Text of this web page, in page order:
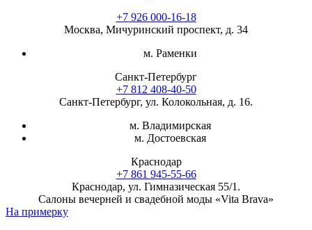
+7 926 000-16-18
Москва, Мичуринский проспект, д. 34
м. Раменки
Санкт-Петербург
+7 812 408-40-50
Санкт-Петербург, ул. Колокольная, д. 16.
м. Владимирская
м. Достоевская
Краснодар
+7 861 945-55-66
Краснодар, ул. Гимназическая 55/1.
Салоны вечерней и свадебной моды «Vita Brava»
На примерку